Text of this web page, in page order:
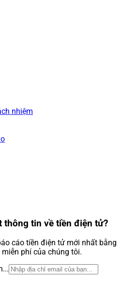
nhiệm
thông tin về tiền điện tử?
cáo tiền điện tử mới nhất bằng
phí của chúng tôi.